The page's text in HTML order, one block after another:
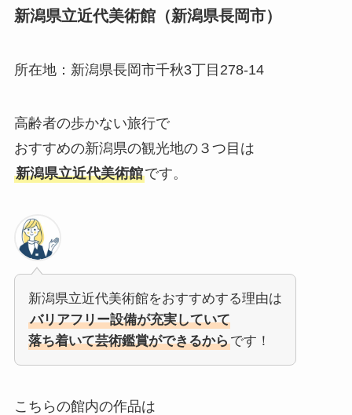
新潟県立近代美術館（新潟県長岡市）
所在地：新潟県長岡市千秋3丁目278-14
高齢者の歩かない旅行で
おすすめの新潟県の観光地の３つ目は
新潟県立近代美術館です。
新潟県立近代美術館をおすすめする理由は
バリアフリー設備が充実していて
落ち着いて芸術鑑賞ができるからです！
こちらの館内の作品は